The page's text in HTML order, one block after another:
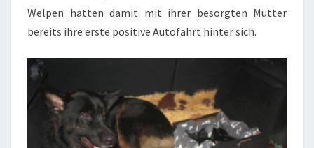
Welpen hatten damit mit ihrer besorgten Mutter
bereits ihre erste positive Autofahrt hinter sich.